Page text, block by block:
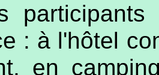
participants
: à l'hôtel
en